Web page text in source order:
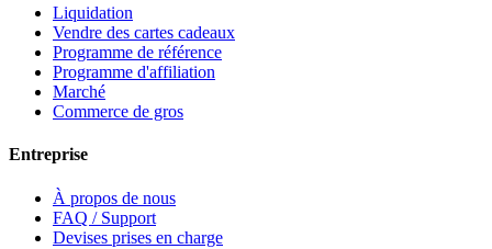
Liquidation
Vendre des cartes cadeaux
Programme de référence
Programme d'affiliation
Marché
Commerce de gros
Entreprise
À propos de nous
FAQ / Support
Devises prises en charge